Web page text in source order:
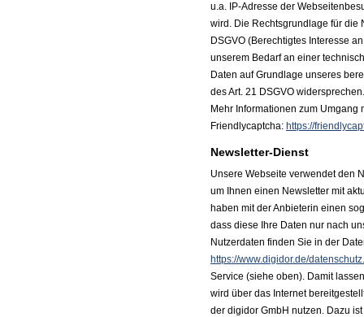
u.a. IP-Adresse der
wird. Die Rechtsgrundlage für die
DSGVO (Berechtigtes Interesse
unserem Bedarf an einer
Daten auf Grundlage unseres
des Art. 21 DSGVO
Mehr Informationen zum
Friendlycaptcha: https://
Newsletter-Dienst
Unsere Webseite verwendet den
um Ihnen einen Newsletter mit
haben mit der Anbieterin einen
dass diese Ihre Daten nur nach
Nutzerdaten finden Sie in der
https://www.digidor.de/
Service (siehe oben). Damit
wird über das Internet
der digidor GmbH nutzen. Dazu